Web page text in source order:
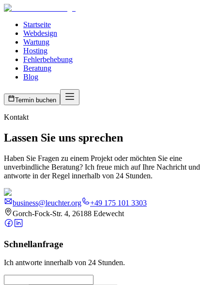
Startseite
Webdesign
Wartung
Hosting
Fehlerbehebung
Beratung
Blog
Termin buchen
Kontakt
Lassen Sie uns sprechen
Haben Sie Fragen zu einem Projekt oder möchten Sie eine
unverbindliche Beratung? Ich freue mich auf Ihre Nachricht und
antworte in der Regel innerhalb von 24 Stunden.
business@leuchter.org
+49 175 101 3303
Gorch-Fock-Str. 4, 26188 Edewecht
Schnellanfrage
Ich antworte innerhalb von 24 Stunden.